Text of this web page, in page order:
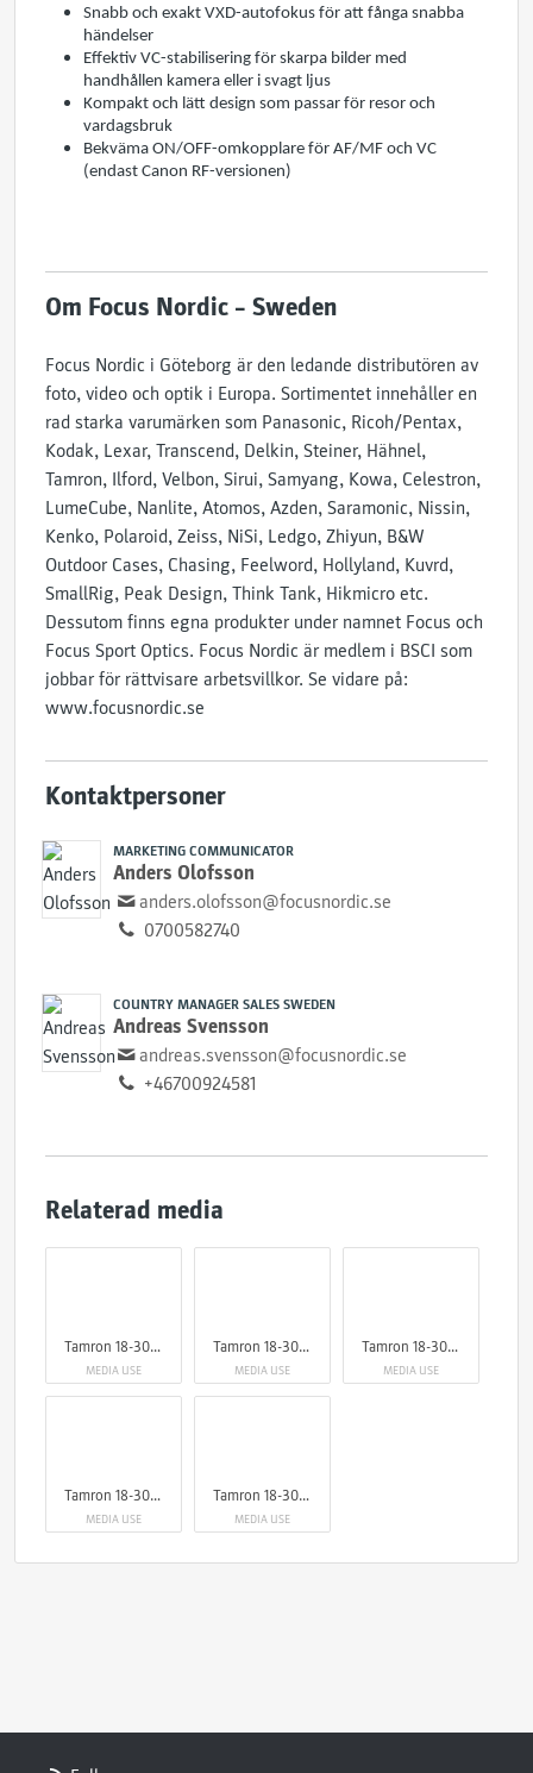
Snabb och exakt VXD-autofokus för att fånga snabba
händelser
Effektiv VC-stabilisering för skarpa bilder med
handhållen kamera eller i svagt ljus
Kompakt och lätt design som passar för resor och
vardagsbruk
Bekväma ON/OFF-omkopplare för AF/MF och VC
(endast Canon RF-versionen)
Om Focus Nordic – Sweden
Focus Nordic i Göteborg är den ledande distributören av
foto, video och optik i Europa. Sortimentet innehåller en
rad starka varumärken som Panasonic, Ricoh/Pentax,
Kodak, Lexar, Transcend, Delkin, Steiner, Hähnel,
Tamron, Ilford, Velbon, Sirui, Samyang, Kowa, Celestron,
LumeCube, Nanlite, Atomos, Azden, Saramonic, Nissin,
Kenko, Polaroid, Zeiss, NiSi, Ledgo, Zhiyun, B&W
Outdoor Cases, Chasing, Feelword, Hollyland, Kuvrd,
SmallRig, Peak Design, Think Tank, Hikmicro etc.
Dessutom finns egna produkter under namnet Focus och
Focus Sport Optics. Focus Nordic är medlem i BSCI som
jobbar för rättvisare arbetsvillkor. Se vidare på:
www.focusnordic.se
Kontaktpersoner
MARKETING COMMUNICATOR
Anders Olofsson
anders.olofsson@focusnordic.se
0700582740
COUNTRY MANAGER SALES SWEDEN
Andreas Svensson
andreas.svensson@focusnordic.se
+46700924581
Relaterad media
Tamron 18-300mm F3.5-6.3 Di III-A VC VXD for Canon RF & Nikon Z
MEDIA USE
Tamron 18-300mm F3.5-6.3 Di III-A VC VXD for Canon RF & Nikon Z
MEDIA USE
Tamron 18-300mm F3.5-6.3 Di III-A VC VXD for Canon RF & Nikon Z
MEDIA USE
Tamron 18-300mm F3.5-6.3 Di III-A VC VXD for Canon RF & Nikon Z
MEDIA USE
Tamron 18-300mm F3.5-6.3 Di III-A VC VXD for Canon RF & Nikon Z
MEDIA USE